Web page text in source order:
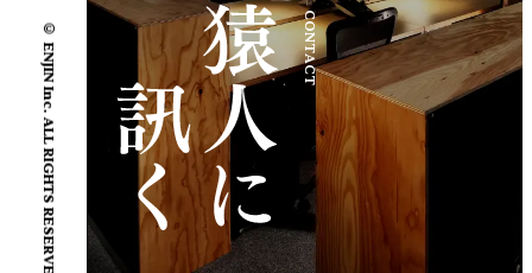
© ENJIN Inc. ALL RIGHTS RESERVED.
CONTACT